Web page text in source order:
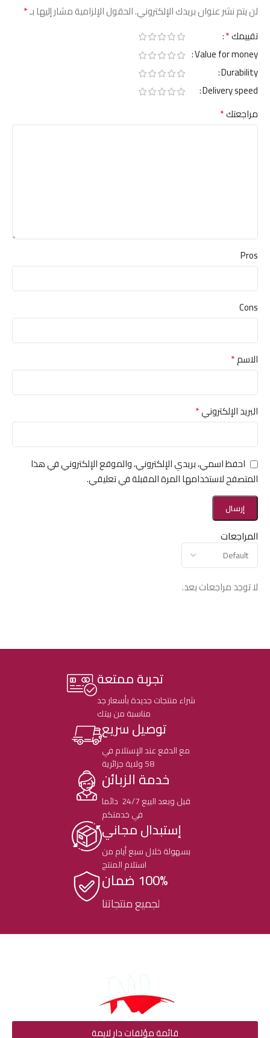
المراجعات
لا توجد مراجعات بعد.
لن يتم نشر عنوان بريدك الإلكتروني.الحقول الإلزامية مشار إليها بـ*
تقييمك*
Value for money
Durability
Delivery speed
مراجعتك*
Pros
Cons
الاسم*
البريد الإلكتروني*
احفظ اسمي، بريدي الإلكتروني، والموقع الإلكتروني في هذا
المتصفح لاستخدامها المرة المقبلة في تعليقي.
تجربة ممتعة
شراء منتجات جديدة بأسعار جد
مناسبة من بيتك
توصيل سريع
مع الدفع عند الإستلام في
58 ولاية جزائرية
خدمة الزبائن
قبل وبعد البيع 24/7 دائما
في خدمتكم
إستبدال مجاني
بسهولة خلال سبع أيام من
استلام المنتج
100% ضمان
لجميع منتجاتنا
قائمة مؤلفات دار لايمة